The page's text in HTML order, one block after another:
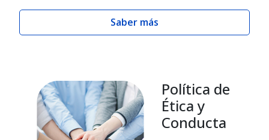
Saber más
Política de
Ética y
Conducta